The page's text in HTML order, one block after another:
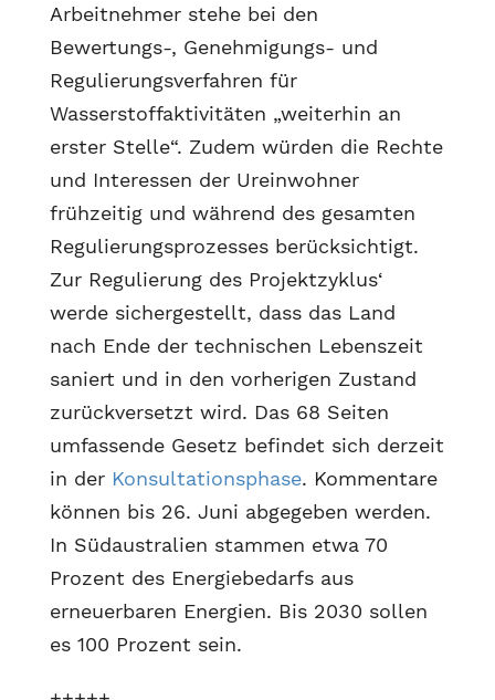
Arbeitnehmer stehe bei den
Bewertungs-, Genehmigungs- und
Regulierungsverfahren für
Wasserstoffaktivitäten „weiterhin an
erster Stelle“. Zudem würden die Rechte
und Interessen der Ureinwohner
frühzeitig und während des gesamten
Regulierungsprozesses berücksichtigt.
Zur Regulierung des Projektzyklus‘
werde sichergestellt, dass das Land
nach Ende der technischen Lebenszeit
saniert und in den vorherigen Zustand
zurückversetzt wird. Das 68 Seiten
umfassende Gesetz befindet sich derzeit
in der Konsultationsphase. Kommentare
können bis 26. Juni abgegeben werden.
In Südaustralien stammen etwa 70
Prozent des Energiebedarfs aus
erneuerbaren Energien. Bis 2030 sollen
es 100 Prozent sein.